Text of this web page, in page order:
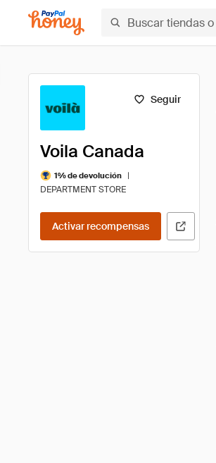
Seguir
Voila Canada
1% de devolución
|
DEPARTMENT STORE
Activar recompensas